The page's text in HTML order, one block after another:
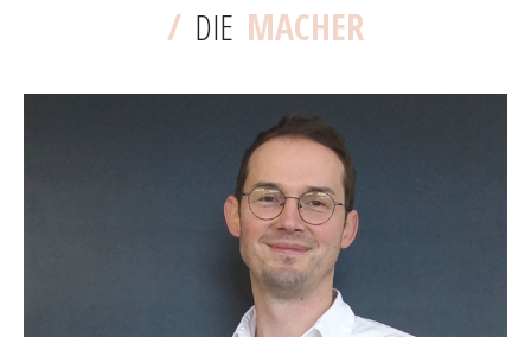
/ DIE MACHER